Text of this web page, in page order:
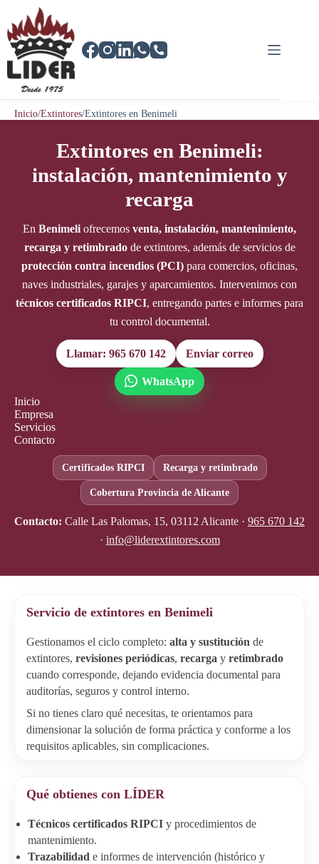
contenido
Inicio/Extintores/Extintores en Benimeli
Extintores en Benimeli:
instalación, mantenimiento y
recarga
En Benimeli ofrecemos venta, instalación, mantenimiento,
recarga y retimbradode extintores, además de servicios de
protección contra incendios (PCI) para comercios, oficinas,
naves industriales, garajes y aparcamientos. Intervenimos con
técnicos certificados RIPCI, entregando partes e informes para
tu control documental.
Llamar: 965 670 142 Enviar correo
WhatsApp
Inicio
Empresa
Servicios
Contacto
Certificados RIPCI Recarga y retimbrado
Cobertura Provincia de Alicante
Contacto: Calle Las Palomas, 15, 03112 Alicante · 965 670 142
· info@liderextintores.com
Servicio de extintores en Benimeli
Gestionamos el ciclo completo: alta y sustitución de
extintores, revisiones periódicas, recarga y retimbrado
cuando corresponde, dejando evidencia documental para
auditorías, seguros y control interno.
Si no tienes claro qué necesitas, te orientamos para
dimensionar la solución de forma práctica y conforme a los
requisitos aplicables, sin complicaciones.
Qué obtienes con LÍDER
Técnicos certificados RIPCI y procedimientos de
mantenimiento.
Trazabilidad e informes de intervención (histórico y